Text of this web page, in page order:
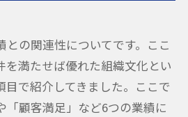
との関連性についてです。ここ
を満たせば優れた組織文化とい
目で紹介してきました。ここで
「顧客満足」など6つの業績に